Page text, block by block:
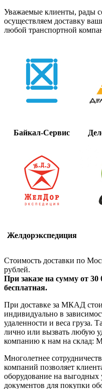
Уважаемые клиенты, рады
осуществляем доставку
любой транспортной
Байкал-Сервис
Желдорэкспедиция
Стоимость доставки по
рублей.
При заказе на сумму от 30
бесплатная.
При доставке за МКАД
индивидуально в
удаленности и веса груза.
лично или вызвать любую
компанию к нам на склад:
Многолетнее
компаний позволяет
оборудование на
документов для покупки